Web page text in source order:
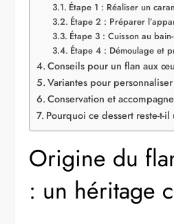
Étape 1 : Réaliser un
Étape 2 : Préparer
Étape 3 : Cuisson au
Étape 4 : Démoulage et
Conseils pour un flan aux
Variantes pour
Conservation et
Pourquoi ce dessert reste-t-
Origine du
: un héritage